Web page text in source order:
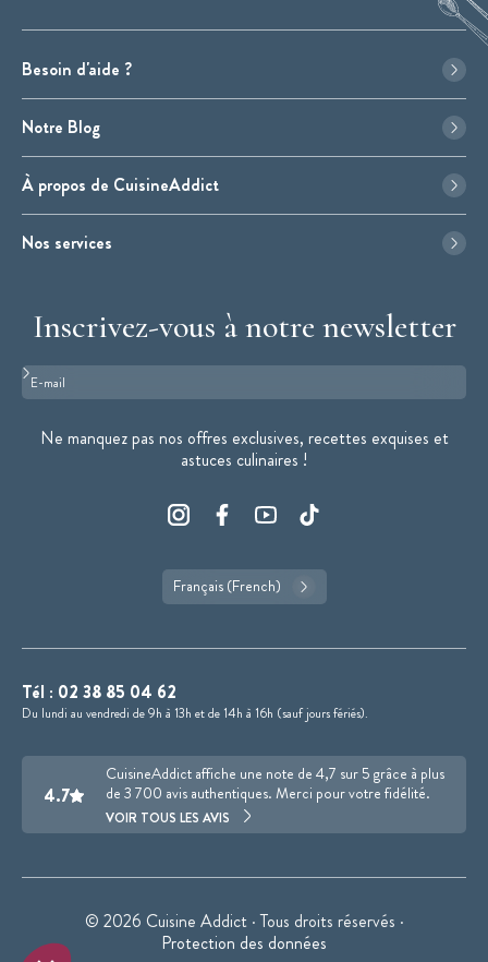
Besoin d'aide ?
Notre Blog
À propos de CuisineAddict
Nos services
Inscrivez-vous à notre newsletter
Format : adresse@email.com
Ne manquez pas nos offres exclusives, recettes exquises et
astuces culinaires !
Français (French)
Tél : 02 38 85 04 62
Du lundi au vendredi de 9h à 13h et de 14h à 16h (sauf jours fériés).
4.7
CuisineAddict affiche une note de 4,7 sur 5 grâce à plus
de 3 700 avis authentiques. Merci pour votre fidélité.
VOIR TOUS LES AVIS
© 2026 Cuisine Addict · Tous droits réservés ·
Protection des données